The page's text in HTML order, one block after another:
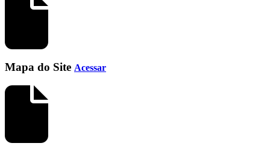
Mapa do Site Acessar